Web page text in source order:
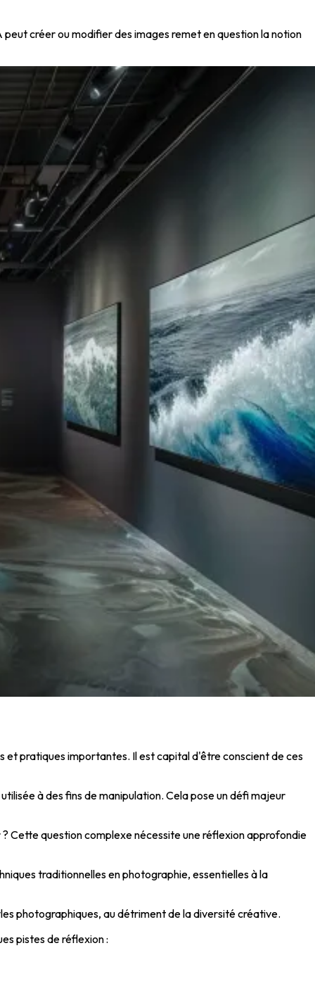
créer ou modifier des images remet en question la notion
et pratiques importantes. Il est capital d'être conscient de ces
à des fins de manipulation. Cela pose un défi majeur
Cette question complexe nécessite une réflexion approfondie
traditionnelles en photographie, essentielles à la
photographiques, au détriment de la diversité créative.
pistes de réflexion :